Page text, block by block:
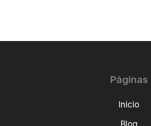
Páginas
Inicio
Blog